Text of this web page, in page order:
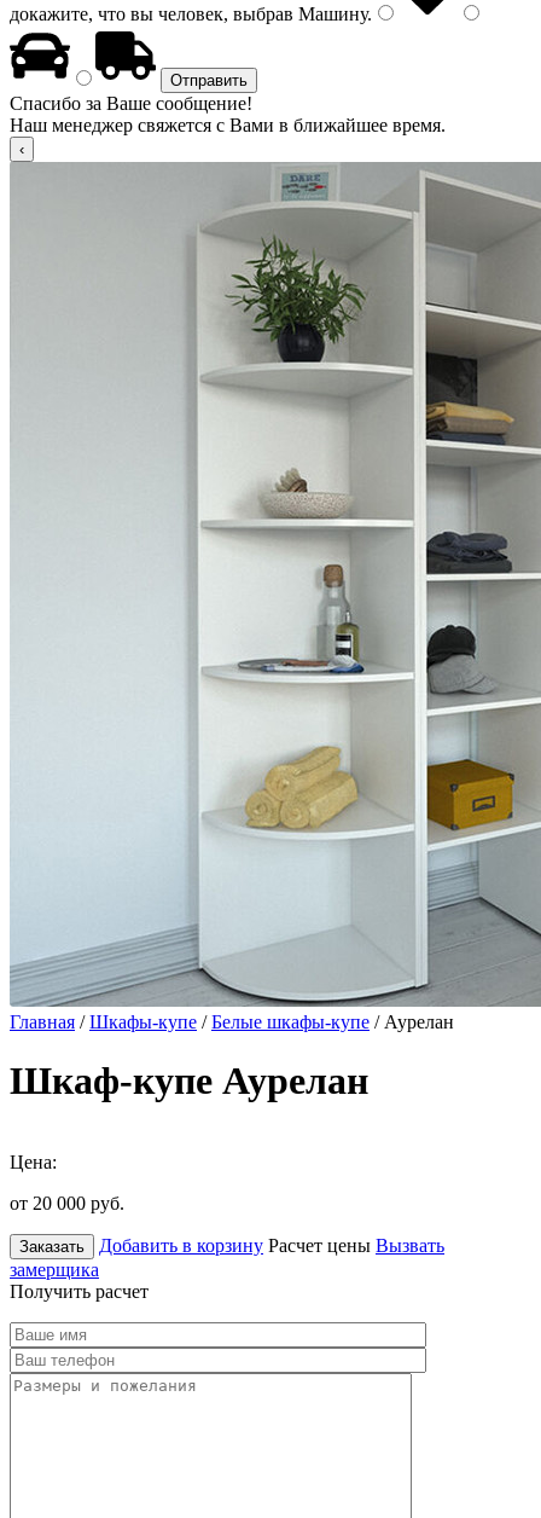
докажите, что вы человек, выбрав Машину.
Спасибо за Ваше сообщение!
Наш менеджер свяжется с Вами в ближайшее время.
Главная /Шкафы-купе /Белые шкафы-купе / Аурелан
Шкаф-купе Аурелан
Цена:
от 20 000 руб.
Заказать Добавить в корзину Расчет цены Вызвать
замерщика
Получить расчет